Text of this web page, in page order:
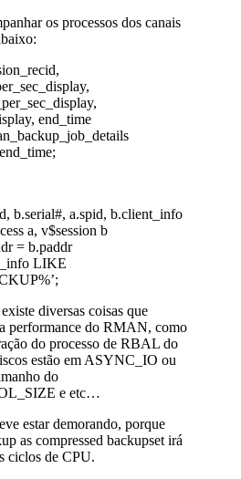
os processos dos canais
end_time
b.serial#, a.spid, b.client_info
a, v$session b
= b.paddr
LIKE
diversas coisas que
performance do RMAN, como
do processo de RBAL do
estão em ASYNC_IO ou
do
e etc…
estar demorando, porque
as compressed backupset irá
ciclos de CPU.